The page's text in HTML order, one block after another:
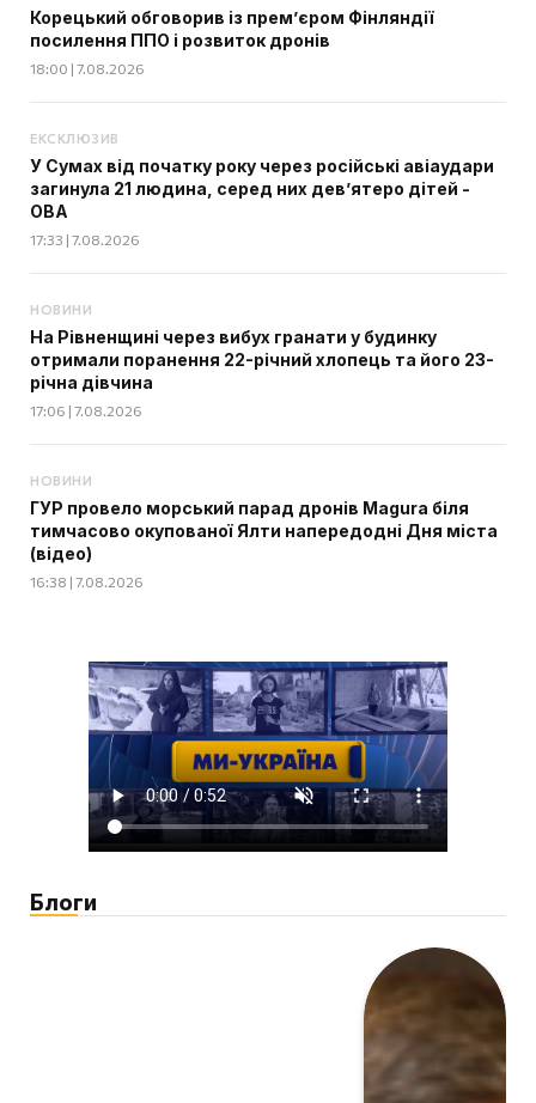
Корецький обговорив із прем’єром Фінляндії
посилення ППО і розвиток дронів
18:00 | 7.08.2026
ЕКСКЛЮЗИВ
У Сумах від початку року через російські авіаудари
загинула 21 людина, серед них дев’ятеро дітей -
ОВА
17:33 | 7.08.2026
НОВИНИ
На Рівненщині через вибух гранати у будинку
отримали поранення 22-річний хлопець та його 23-
річна дівчина
17:06 | 7.08.2026
НОВИНИ
ГУР провело морський парад дронів Magura біля
тимчасово окупованої Ялти напередодні Дня міста
(відео)
16:38 | 7.08.2026
Блоги